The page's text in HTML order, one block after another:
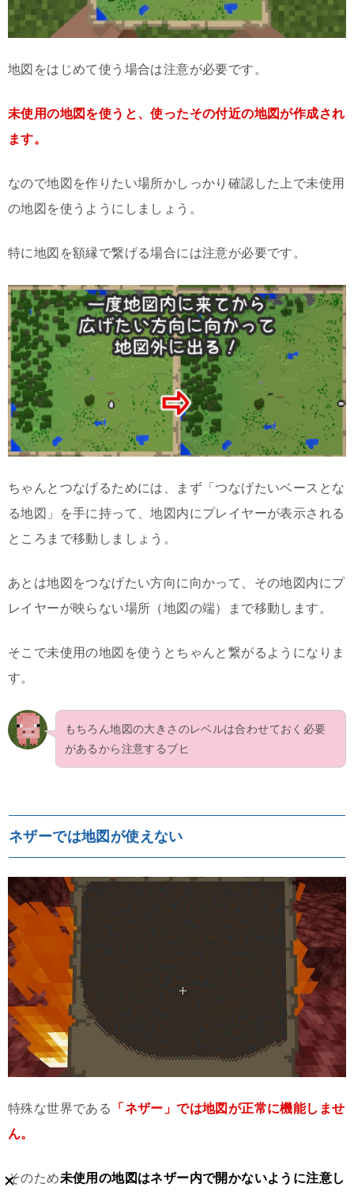
地図をはじめて使う場合は注意が必要です。
未使用の地図を使うと、使ったその付近の地図が作成され
ます。
なので地図を作りたい場所かしっかり確認した上で未使用
の地図を使うようにしましょう。
特に地図を額縁で繋げる場合には注意が必要です。
ちゃんとつなげるためには、まず「つなげたいベースとな
る地図」を手に持って、地図内にプレイヤーが表示される
ところまで移動しましょう。
あとは地図をつなげたい方向に向かって、その地図内にプ
レイヤーが映らない場所（地図の端）まで移動します。
そこで未使用の地図を使うとちゃんと繋がるようになりま
す。
もちろん地図の大きさのレベルは合わせておく必要
があるから注意するブヒ
ネザーでは地図が使えない
特殊な世界である
「ネザー」では地図が正常に機能しませ
ん。
そのため未使用の地図はネザー内で開かないように注意し